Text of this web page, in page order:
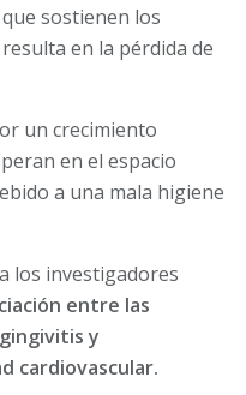
sostienen los
en la pérdida de
un crecimiento
en el espacio
a una mala higiene
los investigadores
entre las
y
cardiovascular.